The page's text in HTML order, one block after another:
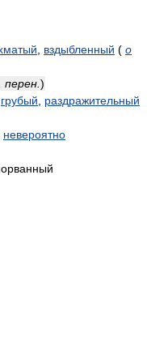
вздыбленный ( о
)
грубый
раздражительный
невероятно